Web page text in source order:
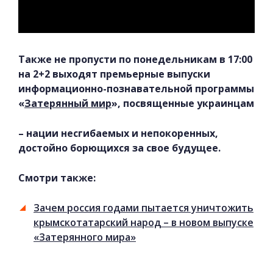
Также не пропусти по понедельникам в 17:00
на 2+2 выходят премьерные выпуски
информационно-познавательной программы
«Затерянный мир», посвященные украинцам
– нации несгибаемых и непокоренных,
достойно борющихся за свое будущее.
Смотри также:
Зачем россия годами пытается уничтожить
крымскотатарский народ – в новом выпуске
«Затерянного мира»